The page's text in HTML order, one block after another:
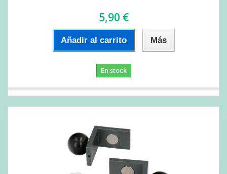
5,90 €
Añadir al carrito Más
En stock